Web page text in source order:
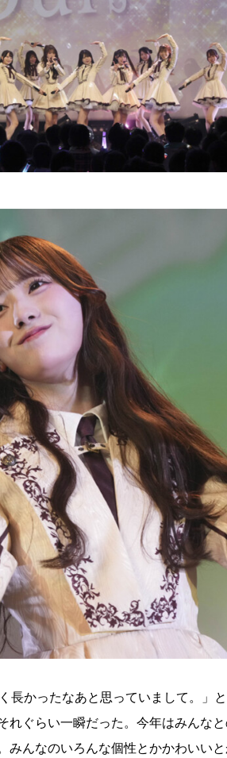
長かったなあと思っていまして。」
ぐらい一瞬だった。今年はみんな
んなのいろんな個性とかかわいい